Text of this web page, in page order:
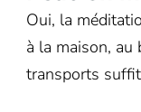
Oui, la
à la maison, au
transports